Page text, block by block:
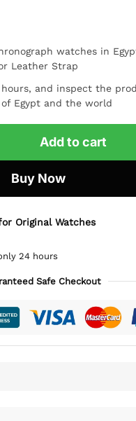
watches in
Leather Strap
and inspect the
Egypt and the world
Add to cart
Buy Now
Original Watches
24 hours
Safe Checkout